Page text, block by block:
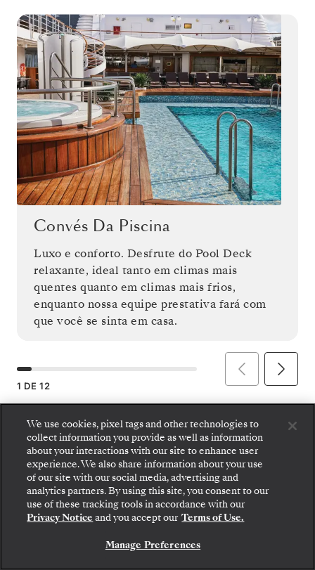
Convés Da Piscina
Luxo e conforto. Desfrute do Pool Deck
relaxante, ideal tanto em climas mais
quentes quanto em climas mais frios,
enquanto nossa equipe prestativa fará com
que você se sinta em casa.
1 DE 12
Embarque: escolha sua suíte e confira as tarifas e
os serviços inclusos antes de confirmar com
segurança sua viagem com a Silversea.
RESERVE A SUA SUITE
We use cookies, pixel tags and other technologies to
collect information you provide as well as information
about your interactions with our site to enhance user
experience. We also share information about your use
of our site with our social media, advertising and
analytics partners. By using this site, you consent to our
use of these tracking tools in accordance with our
Privacy Notice and you accept our Terms of Use.
Manage Preferences